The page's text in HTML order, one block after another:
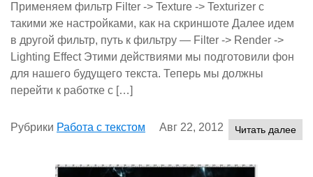
Применяем фильтр Filter -> Texture -> Texturizer с
такими же настройками, как на скриншоте Далее идем
в другой фильтр, путь к фильтру — Filter -> Render ->
Lighting Effect Этими действиями мы подготовили фон
для нашего будущего текста. Теперь мы должны
перейти к работке с […]
Рубрики Работа с текстом Авг 22, 2012 Читать далее